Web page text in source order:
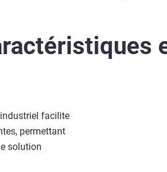
facilite
permettant
solution